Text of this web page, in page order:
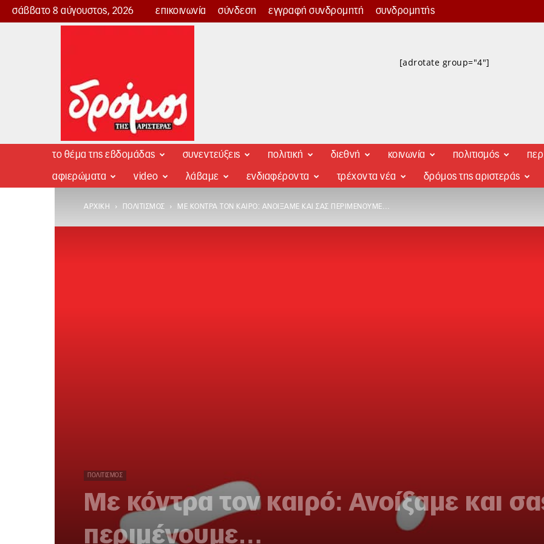
σάββατο 8 αύγουστος, 2026 επικοινωνία σύνδεση εγγραφή συνδρομητή συνδρομητής
Δρόμος
[adrotate group="4"]
το θέμα της εβδομάδας συνεντεύξεις πολιτική διεθνή κοινωνία πολιτισμός
αφιερώματα video λάβαμε ενδιαφέροντα τρέχοντα νέα δρόμος της αριστεράς
ΑΡΧΙΚΉ ΠΟΛΙΤΙΣΜΌΣ ΜΕ ΚΌΝΤΡΑ ΤΟΝ ΚΑΙΡΌ: ΑΝΟΊΞΑΜΕ ΚΑΙ ΣΑΣ ΠΕΡΙΜΈΝΟΥΜΕ…
ΠΟΛΙΤΙΣΜΌΣ
Με κόντρα τον καιρό: Ανοίξαμε και
περιμένουμε…